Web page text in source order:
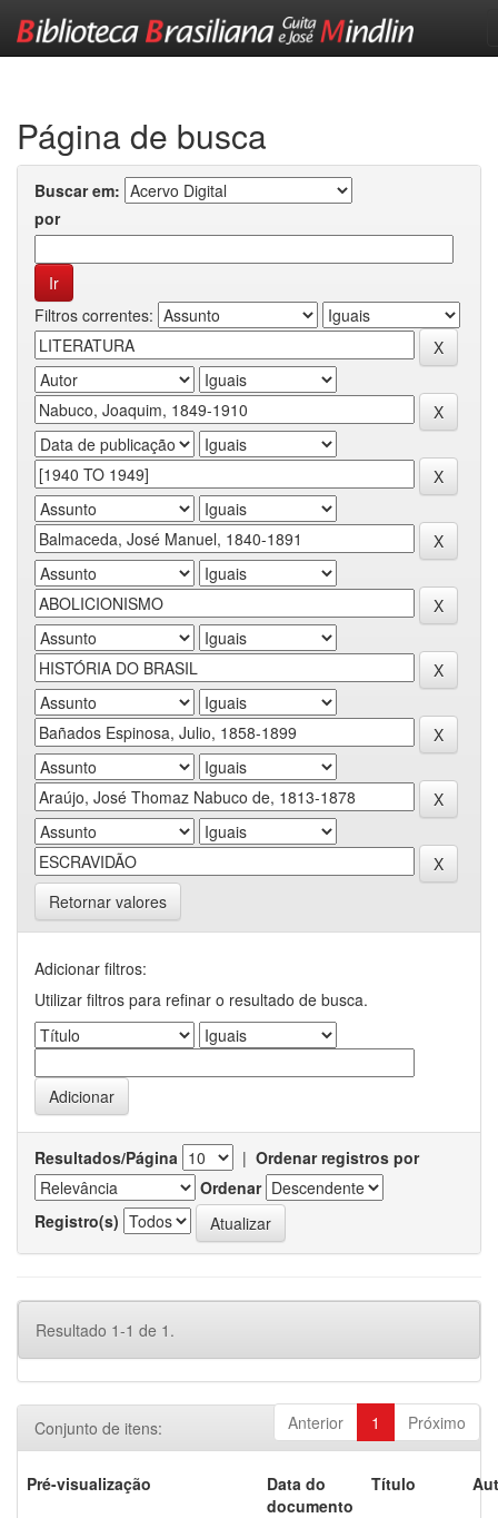
Página de busca
Buscar em:
por
Filtros correntes:
Retornar valores
Adicionar filtros:
Utilizar filtros para refinar o resultado de busca.
Resultados/Página | Ordenar registros por
Ordenar
Registro(s)
Resultado 1-1 de 1.
Anterior 1 Próximo
Conjunto de itens:
Pré-visualização
Data do
documento
Título